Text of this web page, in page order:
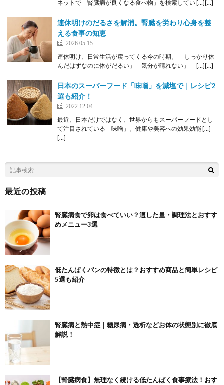
ネットで「腎臓病が良くなる食べ物」を検索してい […][…]
連休明けのだるさを解消。腎臓を労わり心身を整
える食事の知恵
2026.05.15
連休明け、日常生活が戻ってくる今の時期。 「しっかり休
んだはずなのに体がだるい」「気分が晴れない」「 […][…]
日本のスーパーフード「味噌」を減塩で｜レシピ2
選も紹介！
2022.12.04
最近、日本だけではなく、世界からもスーパーフードとし
て注目されている「味噌」。健康や美容への効果効能 […]
[…]
最近の投稿
腎臓病食で卵は食べていい？適した量・調理法とおすす
めメニュー3選
低たんぱくパンの特徴とは？おすすめ商品と簡単レシピ
5選も紹介
腎臓病と熱中症｜糖尿病・透析などお体の状態別に徹底
解説！
【腎臓病食】無理なく続ける低たんぱく食事療法！おす